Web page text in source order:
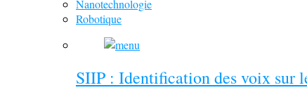
Nanotechnologie
Robotique
SIIP : Identification des voix sur